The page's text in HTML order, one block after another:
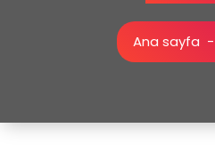
Ana sayfa -